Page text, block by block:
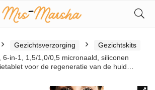
Gezichtsverzorging
Gezichtskits
6-in-1, 1,5/1,0/0,5 micronaald, siliconen
voor de regeneratie van de huid…